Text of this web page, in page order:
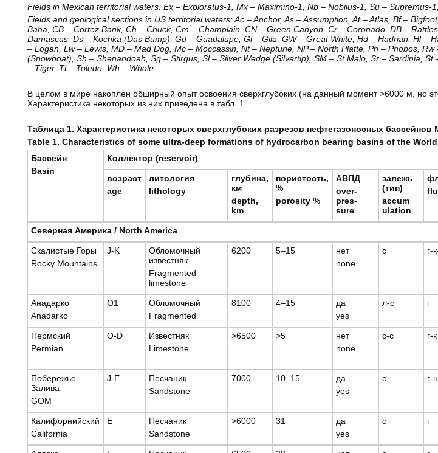
Fields in Mexican territorial waters: Ex – Exploratus-1, Mx – Maximino-1, Nb – Nobilus-1, Su – Supremus-
Fields and geological sections in US territorial waters: Ac – Anchor, As – Assumption, At – Atlas, Bf –
Baha, CB – Cortez Bank, Ch – Chuck, Cm – Champlain, CN – Green Canyon, Cr – Coronado, DB –
Damascus, Ds – Kochka (Das Bump), Gd – Guadalupe, Gl – Gila, GW – Great White, Hd – Hadrian, Hl –
– Logan, Lw – Lewis, MD – Mad Dog, Mc – Moccassin, Nt – Neptune, NP – North Platte, Ph – Phobos,
(Snowboat), Sh – Shenandoah, Sg – Stirgus, Sl – Silver Wedge (Silvertip), SM – St Malo, Sr – Sardinia,
– Tiger, Tl – Toledo, Wh – Whale
В целом в мире накоплен обширный опыт освоения сверхглубоких (на данный момент >6000 м, но
Характеристика некоторых из них приведена в табл. 1.
Таблица 1. Характеристика некоторых сверхглубоких разрезов нефтегазоносных бассейнов
Table 1. Characteristics of some ultra-deep formations of hydrocarbon bearing basins of the World
Бассейн
Basin
Коллектор (reservoir)
возраст
age
литология
lithology
глубина,
км
depth,
km
пористость,
%
porosity %
АВПД
over-
pres-
sure
залежь
(тип)
accum
ulation
Северная Америка / North America
Скалистые Горы
Rocky Mountains
J-K
Обломочный
известняк
Fragmented
limestone
6200 5–15
нет
none
с г-
Анадарко
Anadarko
O1
Обломочный
Fragmented
8100 4–15
да
yes
л-с г
Пермский
Permian
O-D
Известняк
Limestone
>6500 >5
нет
none
с-с г-к
Побережье
Залива
GOM
J-E
Песчаник
Sandstone
7000 10–15
да
yes
с г-н
Калифорнийский
California
E
Песчаник
Sandstone
>6000 31
да
yes
с г